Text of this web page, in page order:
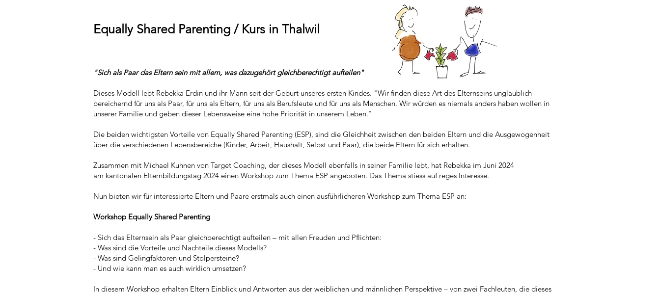
"Sich als Paar das Eltern sein mit allem, was dazugehört gleichberechtigt aufteilen"
Dieses Modell lebt Rebekka Erdin und ihr Mann seit der Geburt unseres ersten Kindes. "Wir finden diese Art des Elternseins unglaublich
bereichernd für uns als Paar, für uns als Eltern, für uns als Berufsleute und für uns als Menschen. Wir würden es niemals anders haben wollen in
unserer Familie und geben dieser Lebensweise eine hohe Priorität in unserem Leben."
Die beiden wichtigsten Vorteile von Equally Shared Parenting (ESP), sind die Gleichheit zwischen den beiden Eltern und die Ausgewogenheit
über die verschiedenen Lebensbereiche (Kinder, Arbeit, Haushalt, Selbst und Paar), die beide Eltern für sich erhalten.
Zusammen mit Michael Kuhnen von Target Coaching, der dieses Modell ebenfalls in seiner Familie lebt, hat Rebekka im Juni 2024
am kantonalen Elternbildungstag 2024 einen Workshop zum Thema ESP angeboten. Das Thema stiess auf reges Interesse.
Nun bieten wir für interessierte Eltern und Paare erstmals auch einen ausführlicheren Workshop zum Thema ESP an:
Workshop Equally Shared Parenting
- Sich das Elternsein als Paar gleichberechtigt aufteilen – mit allen Freuden und Pflichten:
- Was sind die Vorteile und Nachteile dieses Modells?
- Was sind Gelingfaktoren und Stolpersteine?
- Und wie kann man es auch wirklich umsetzen?
In diesem Workshop erhalten Eltern Einblick und Antworten aus der weiblichen und männlichen Perspektive – von zwei Fachleuten, die dieses
Equally Shared Parenting / Kurs in Thalwil